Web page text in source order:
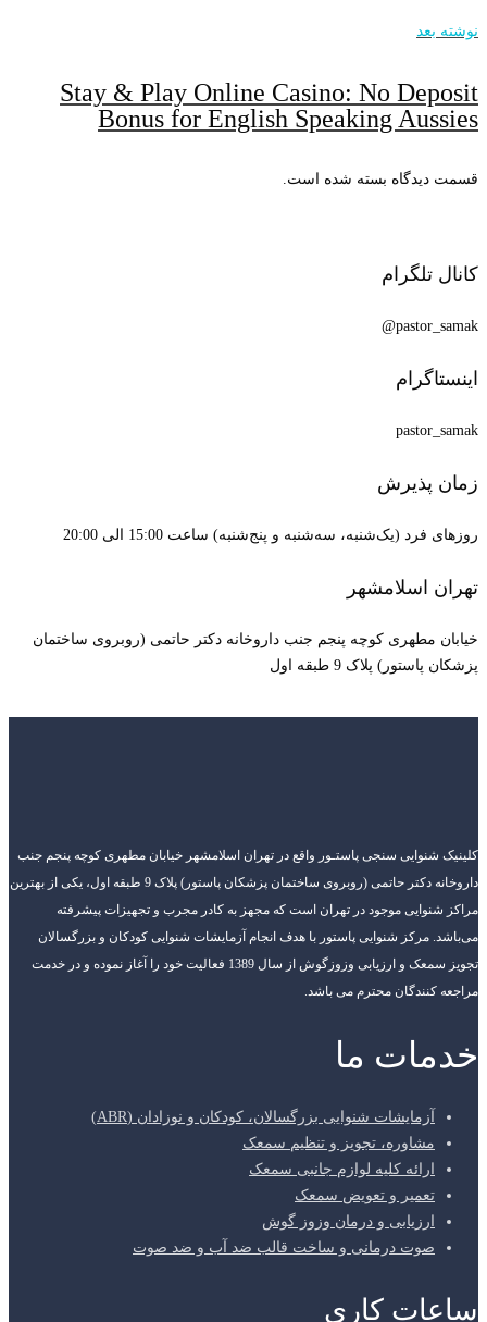
نوشته بعد
Stay & Play Online Casino: No Deposit
Bonus for English Speaking Aussies
قسمت دیدگاه بسته شده است.
کانال تلگرام
pastor_samak@
اینستاگرام
pastor_samak
زمان پذیرش
روزهای فرد (یک‌شنبه، سه‌شنبه و پنج‌شنبه) ساعت 15:00 الی 20:00
تهران اسلامشهر
خیابان مطهری کوچه پنجم جنب داروخانه دکتر حاتمی (روبروی ساختمان
پزشکان پاستور) پلاک 9 طبقه اول
کلینیک شنوایی سنجی پاستـور واقع در تهران اسلامشهر خیابان مطهری کوچه پنجم جنب
داروخانه دکتر حاتمی (روبروی ساختمان پزشکان پاستور) پلاک 9 طبقه اول، یکی از بهترین
مراکز شنوایی موجود در تهران است که مجهز به کادر مجرب و تجهیزات پیشرفته
می‌باشد. مرکز شنوایی پاستور با هدف انجام آزمایشات شنوایی کودکان و بزرگسالان
تجویز سمعک و ارزیابی وزوزگوش از سال 1389 فعالیت خود را آغاز نموده و در خدمت
مراجعه کنندگان محترم می باشد.
خدمات ما
آزمایشات شنوایی بزرگسالان، کودکان و نوزادان (ABR)
مشاوره، تجویز و تنظیم سمعک
ارائه کلیه لوازم جانبی سمعک
تعمیر و تعویض سمعک
ارزیابی و درمان وزوز گوش
صوت درمانی و ساخت قالب ضد آب و ضد صوت
ساعات کاری